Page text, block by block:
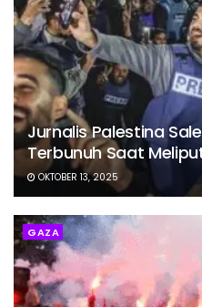
Jurnalis Palestina
Terbunuh Saat
OKTOBER 13, 2025
GAZA